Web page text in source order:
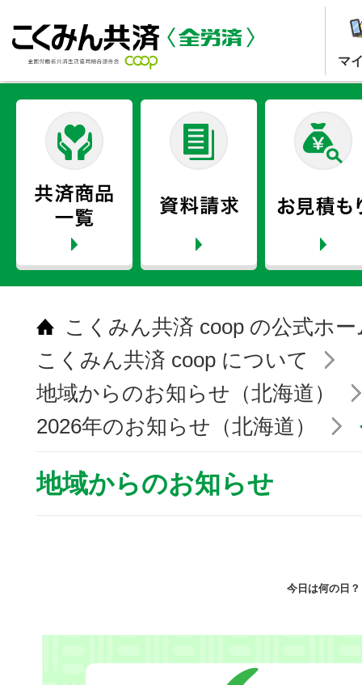
マ
こくみん共済 coop の公式ホ
こくみん共済 coop について
地域からのお知らせ（北海道）
2026年のお知らせ（北海道）
地域からのお知らせ
今日は何の日？